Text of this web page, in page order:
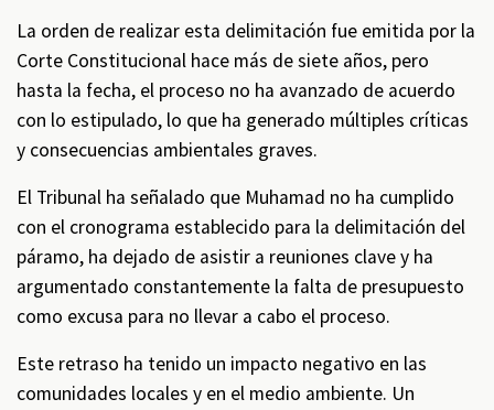
La orden de realizar esta delimitación fue emitida por la
Corte Constitucional hace más de siete años, pero
hasta la fecha, el proceso no ha avanzado de acuerdo
con lo estipulado, lo que ha generado múltiples críticas
y consecuencias ambientales graves.
El Tribunal ha señalado que Muhamad no ha cumplido
con el cronograma establecido para la delimitación del
páramo, ha dejado de asistir a reuniones clave y ha
argumentado constantemente la falta de presupuesto
como excusa para no llevar a cabo el proceso.
Este retraso ha tenido un impacto negativo en las
comunidades locales y en el medio ambiente. Un